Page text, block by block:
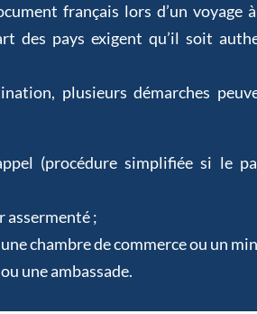
français lors d’un voyage à
des pays exigent qu’il soit
plusieurs démarches
(procédure simplifiée si le
assermenté ;
chambre de commerce ou un
une ambassade.